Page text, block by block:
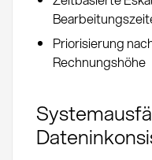
Priorisierung
Rechnungshöhe